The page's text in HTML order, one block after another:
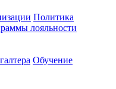
Политика
лояльности
Обучение